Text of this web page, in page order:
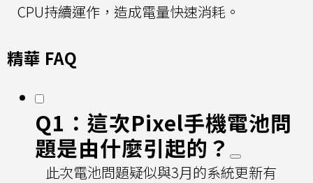
CPU持續運作，造成電量快速消耗。
精華 FAQ
Q1：這次Pixel手機電池問
題是由什麼引起的？
此次電池問題疑似與3月的系統更新有